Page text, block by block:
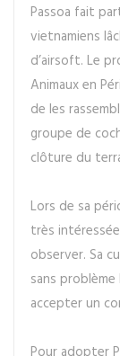
Passoa fait
vietnamiens
d’airsoft. Le
Animaux en
de les
groupe de
clôture du
Lors de sa
très
observer. Sa
sans
accepter un